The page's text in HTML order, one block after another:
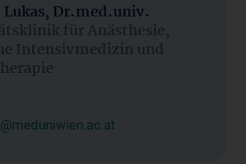
Dr.med.univ.
für Anästhesie,
Intensivmedizin und